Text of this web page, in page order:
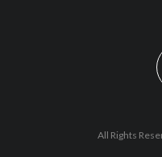
All Rights